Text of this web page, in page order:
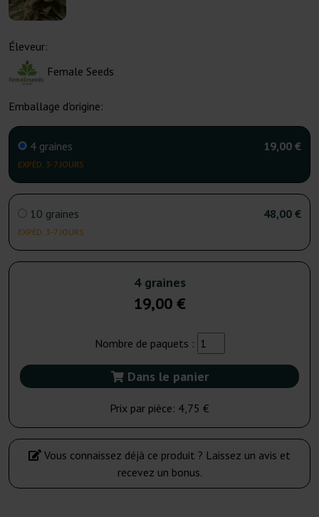
Éleveur:
Female Seeds
Emballage d'origine:
4 graines
EXPÉD. 3-7 JOURS
19,00 €
10 graines
EXPÉD. 3-7 JOURS
48,00 €
4 graines
19,00 €
Nombre de paquets :
Dans le panier
Prix par pièce: 4,75 €
Vous connaissez déjà ce produit ? Laissez un avis et
recevez un bonus.